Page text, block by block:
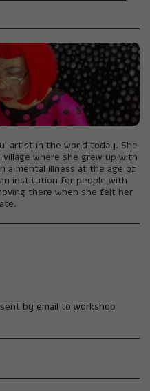
artist in the world today. She
where she grew up with
a mental illness at the age of
an institution for people with
there when she felt her
by email to workshop